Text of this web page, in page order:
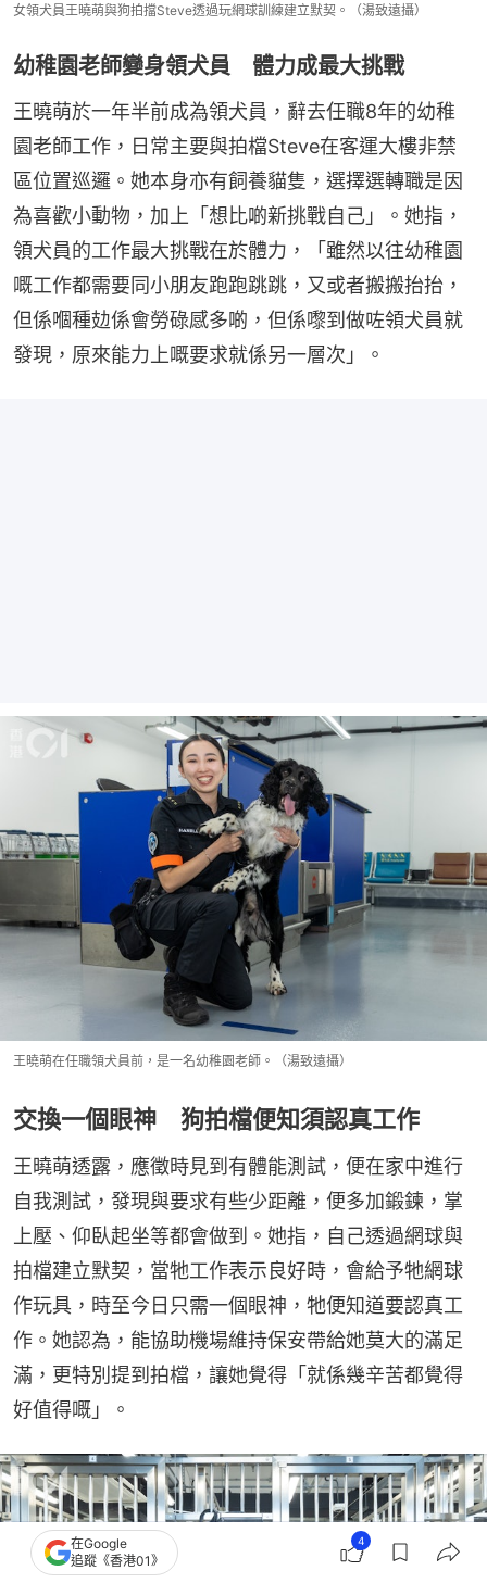
女領犬員王曉萌與狗拍擋Steve透過玩網球訓練建立默契。（湯致遠攝）
幼稚園老師變身領犬員 體力成最大挑戰
王曉萌於一年半前成為領犬員，辭去任職8年的幼稚
園老師工作，日常主要與拍檔Steve在客運大樓非禁
區位置巡邏。她本身亦有飼養貓隻，選擇選轉職是因
為喜歡小動物，加上「想比啲新挑戰自己」。她指，
領犬員的工作最大挑戰在於體力，「雖然以往幼稚園
嘅工作都需要同小朋友跑跑跳跳，又或者搬搬抬抬，
但係嗰種攰係會勞碌感多啲，但係嚟到做咗領犬員就
發現，原來能力上嘅要求就係另一層次」。
王曉萌在任職領犬員前，是一名幼稚園老師。（湯致遠攝）
交換一個眼神 狗拍檔便知須認真工作
王曉萌透露，應徵時見到有體能測試，便在家中進行
自我測試，發現與要求有些少距離，便多加鍛鍊，掌
上壓、仰臥起坐等都會做到。她指，自己透過網球與
拍檔建立默契，當牠工作表示良好時，會給予牠網球
作玩具，時至今日只需一個眼神，牠便知道要認真工
作。她認為，能協助機場維持保安帶給她莫大的滿足
滿，更特別提到拍檔，讓她覺得「就係幾辛苦都覺得
好值得嘅」。
在Google
追蹤《香港01》
4